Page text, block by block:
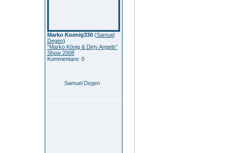
Marko Koenig330(Samuel
Degen)
"Marko König & Dirty Angels"
Show 2008
Kommentare: 0
Samuel Degen